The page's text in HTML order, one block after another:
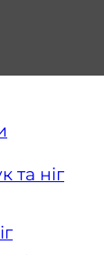
та ніг